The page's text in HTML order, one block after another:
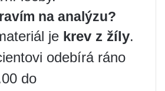
na analýzu?
je krev z žíly.
odebírá ráno
do